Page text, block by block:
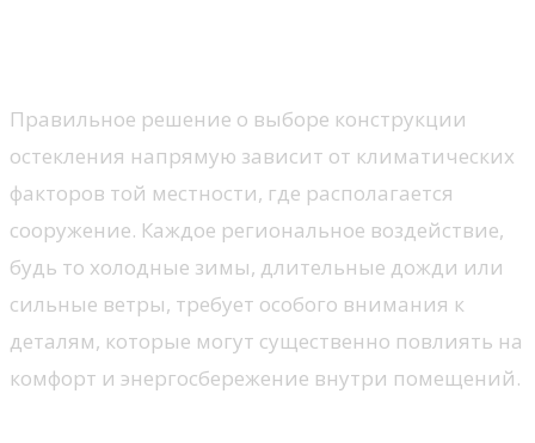
Правильное решение о выборе конструкции
остекления напрямую зависит от климатических
факторов той местности, где располагается
сооружение. Каждое региональное воздействие,
будь то холодные зимы, длительные дожди или
сильные ветры, требует особого внимания к
деталям, которые могут существенно повлиять на
комфорт и энергосбережение внутри помещений.